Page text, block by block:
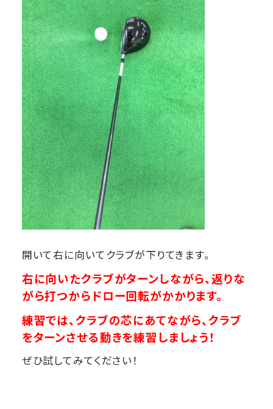
開いて右に向いてクラブが下りてきます。
右に向いたクラブがターンしながら、返りな
がら打つからドロー回転がかかります。
練習では、クラブの芯にあてながら、クラブ
をターンさせる動きを練習しましょう！
ぜひ試してみてください！